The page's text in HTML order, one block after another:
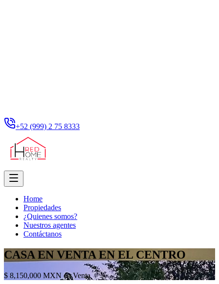
+52 (999) 2 75 8333
Home
Propiedades
¿Quienes somos?
Nuestros agentes
Contáctanos
CASA EN VENTA EN EL CENTRO
$ 8,150,000 MXN en Venta